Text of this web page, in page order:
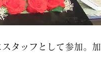
タッフとして参加。加